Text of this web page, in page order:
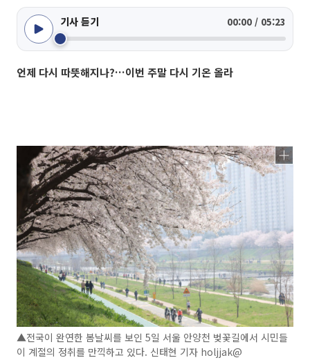
기사 듣기 00:00 / 05:23
언제 다시 따뜻해지나?…이번 주말 다시 기온 올라
▲전국이 완연한 봄날씨를 보인 5일 서울 안양천 벚꽃길에서 시민들
이 계절의 정취를 만끽하고 있다. 신태현 기자 holjjak@